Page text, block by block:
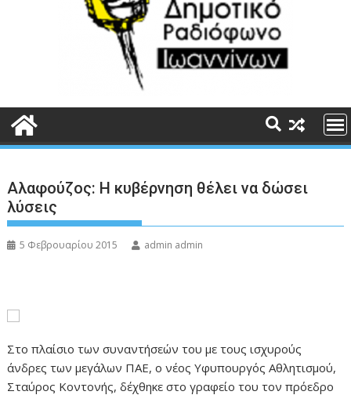
Αλαφούζος: Η κυβέρνηση θέλει να δώσει
λύσεις
5 Φεβρουαρίου 2015 admin admin
Στο πλαίσιο των συναντήσεών του με τους ισχυρούς
άνδρες των μεγάλων ΠΑΕ, ο νέος Υφυπουργός Αθλητισμού,
Σταύρος Κοντονής, δέχθηκε στο γραφείο του τον πρόεδρο